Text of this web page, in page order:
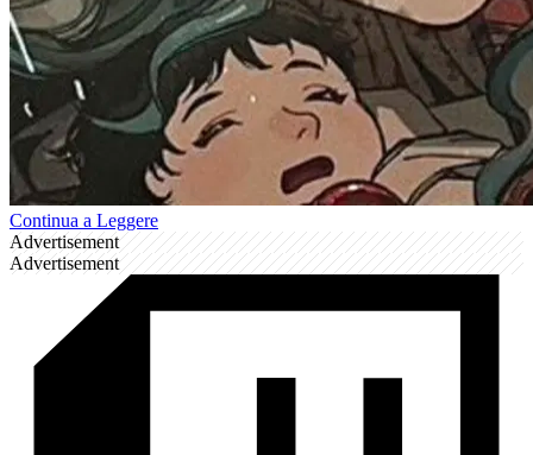
Continua a Leggere
Advertisement
Advertisement